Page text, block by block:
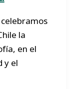
la
en el
y el